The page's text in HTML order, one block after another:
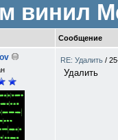
винил
Сообщение
RE: Удалить /
Удалить